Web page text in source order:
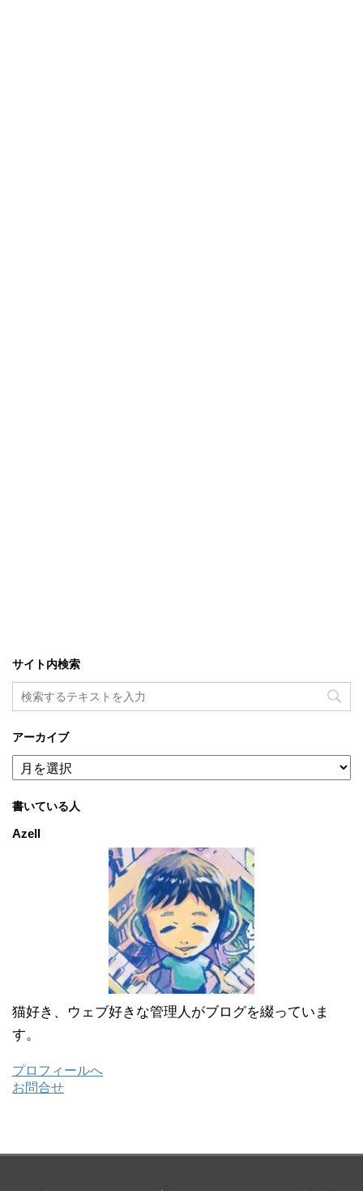
サイト内検索
アーカイブ
ア
ー
イ
ブ
書いている人
Azell
猫好き、ウェブ好きな管理人がブログを綴っていま
す。
プロフィールへ
お問合せ